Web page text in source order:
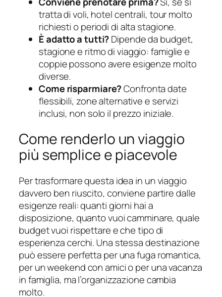
tratta di voli, hotel centrali, tour molto
richiesti o periodi di alta stagione.
È adatto a tutti?Dipende da budget,
stagione e ritmo di viaggio: famiglie e
coppie possono avere esigenze molto
diverse.
Come risparmiare?Confronta date
flessibili, zone alternative e servizi
inclusi, non solo il prezzo iniziale.
Come renderlo un viaggio
più semplice e piacevole
Per trasformare questa idea in un viaggio
davvero ben riuscito, conviene partire dalle
esigenze reali: quanti giorni hai a
disposizione, quanto vuoi camminare, quale
budget vuoi rispettare e che tipo di
esperienza cerchi. Una stessa destinazione
può essere perfetta per una fuga romantica,
per un weekend con amici o per una vacanza
in famiglia, ma l’organizzazione cambia
molto.